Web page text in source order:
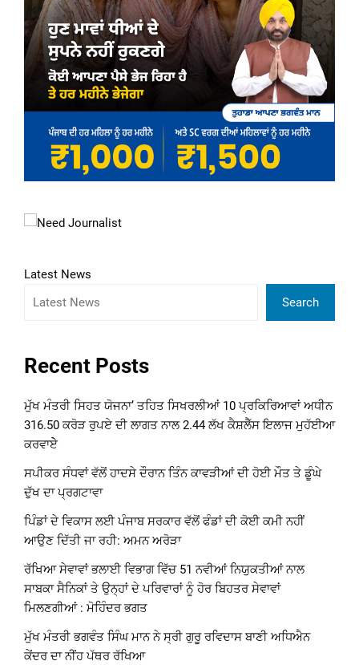
Latest News
Search
Recent Posts
ਮੁੱਖ ਮੰਤਰੀ ਸਿਹਤ ਯੋਜਨਾ’ ਤਹਿਤ ਸਿਖਰਲੀਆਂ 10 ਪ੍ਰਕਿਰਿਆਵਾਂ ਅਧੀਨ
316.50 ਕਰੋੜ ਰੁਪਏ ਦੀ ਲਾਗਤ ਨਾਲ 2.44 ਲੱਖ ਕੈਸ਼ਲੈੱਸ ਇਲਾਜ ਮੁਹੱਈਆ
ਕਰਵਾਏੇ
ਸਪੀਕਰ ਸੰਧਵਾਂ ਵੱਲੋਂ ਹਾਦਸੇ ਦੌਰਾਨ ਤਿੰਨ ਕਾਵੜੀਆਂ ਦੀ ਹੋਈ ਮੌਤ ਤੇ ਡੂੰਘੇ
ਦੁੱਖ ਦਾ ਪ੍ਰਗਟਾਵਾ
ਪਿੰਡਾਂ ਦੇ ਵਿਕਾਸ ਲਈ ਪੰਜਾਬ ਸਰਕਾਰ ਵੱਲੋਂ ਫੰਡਾਂ ਦੀ ਕੋਈ ਕਮੀ ਨਹੀਂ
ਆਉਣ ਦਿੱਤੀ ਜਾ ਰਹੀ: ਅਮਨ ਅਰੋੜਾ
ਰੱਖਿਆ ਸੇਵਾਵਾਂ ਭਲਾਈ ਵਿਭਾਗ ਵਿੱਚ 51 ਨਵੀਆਂ ਨਿਯੁਕਤੀਆਂ ਨਾਲ
ਸਾਬਕਾ ਸੈਨਿਕਾਂ ਤੇ ਉਨ੍ਹਾਂ ਦੇ ਪਰਿਵਾਰਾਂ ਨੂੰ ਹੋਰ ਬਿਹਤਰ ਸੇਵਾਵਾਂ
ਮਿਲਣਗੀਆਂ : ਮੋਹਿੰਦਰ ਭਗਤ
ਮੁੱਖ ਮੰਤਰੀ ਭਗਵੰਤ ਸਿੰਘ ਮਾਨ ਨੇ ਸ੍ਰੀ ਗੁਰੂ ਰਵਿਦਾਸ ਬਾਣੀ ਅਧਿਐਨ
ਕੇਂਦਰ ਦਾ ਨੀਂਹ ਪੱਥਰ ਰੱਖਿਆ